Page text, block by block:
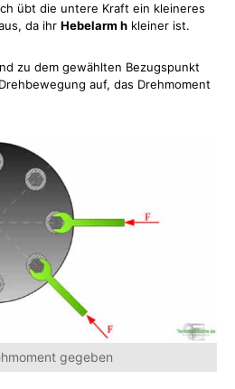
übt die untere Kraft ein kleineres
da ihr Hebelarm h kleiner ist.
zu dem gewählten Bezugspunkt
Drehbewegung auf, das Drehmoment
gegeben